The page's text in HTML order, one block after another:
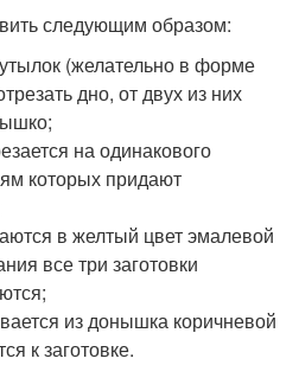
следующим образом:
(желательно в форме
дно, от двух из них
на одинакового
которых придают
в желтый цвет эмалевой
все три заготовки
из донышка коричневой
к заготовке.